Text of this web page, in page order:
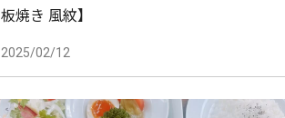
板焼き 風紋】
2025/02/12